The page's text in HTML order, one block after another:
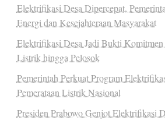
Elektrifikasi Desa Dipercepat,
Energi dan Kesejahteraan Masyarakat
Elektrifikasi Desa Jadi Bukti
Listrik hingga Pelosok
Pemerintah Perkuat Program
Pemerataan Listrik Nasional
Presiden Prabowo Genjot Elektrifikasi